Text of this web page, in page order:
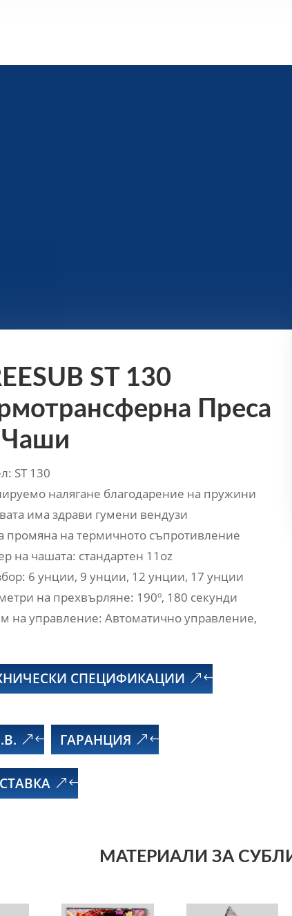
ST 130
Преса
Чаши
ST 130
налягане благодарение на пружини
има здрави гумени вендузи
промяна на термичното съпротивление
на чашата: стандартен 11oz
6 унции, 9 унции, 12 унции, 17 унции
на прехвърляне: 190º, 180 секунди
на управление: Автоматично управление,
СПЕЦИФИКАЦИИ
ГАРАНЦИЯ
МАТЕРИАЛИ ЗА